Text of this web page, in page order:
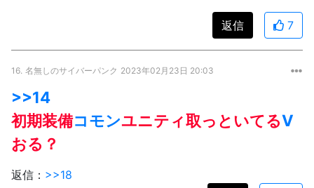
返信 7
16. 名無しのサイバーパンク 2023年02月23日 20:03
>>14
初期装備コモンユニティ取っといてるV
おる？
返信： >>18